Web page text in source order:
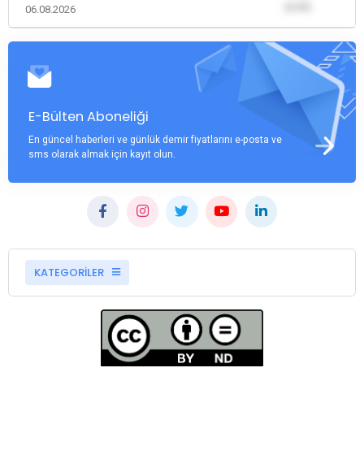
06.08.2026
E-Bülten Aboneliği
En güncel haberleri ve günlük demir fiyatlarını e-posta ve
sms olarak almak için kayıt olun.
KATEGORİLER